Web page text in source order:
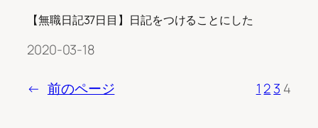
【無職日記37日目】日記をつけることにした
2020-03-18
← 前のページ 1 23 4